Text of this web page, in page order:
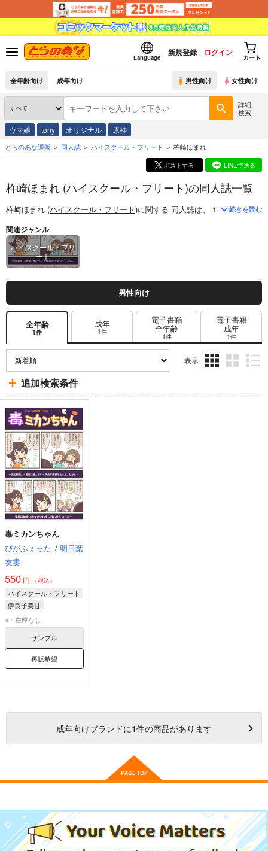
Language
新規登録 ログイン
カート
全年齢向け 成年向け 男性向け 女性向け
詳細
検索
ウマ娘 tony オリジナル 原神
とらのあな通販 同人誌 ハイスクール・フリート 杵崎ほまれ
ポストする LINEで送る
杵崎ほまれ (ハイスクール・フリート)の同人誌一覧
杵崎ほまれ (ハイスクール・フリート)に関する 同人誌は、 1件お取り扱い
続きを読む
関連ジャンル
ハイスクール・フリ
ート
男性向け
全年齢
1件
成年
1件
電子書籍
全年齢
1件
電子書籍
成年
1件
表示
ム
ム
ム
追加検索条件
毒ミカンちゃん
ぴがふぇった / 明日葉
友婁
550 円 （税込）
ハイスクール・フリート
伊良子美甘
杵崎ほまれ
杵崎あかね
×：在庫なし
サンプル
再販希望
成年向けブランドに1件の商品があります